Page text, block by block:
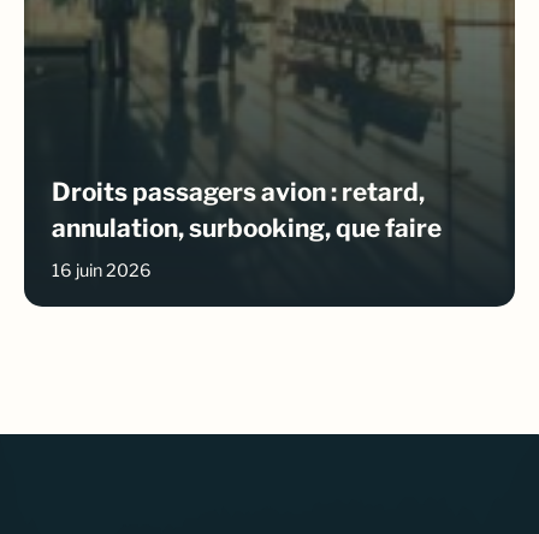
Droits passagers avion : retard,
annulation, surbooking, que faire
16 juin 2026